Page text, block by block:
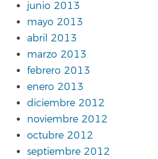
junio 2013
mayo 2013
abril 2013
marzo 2013
febrero 2013
enero 2013
diciembre 2012
noviembre 2012
octubre 2012
septiembre 2012